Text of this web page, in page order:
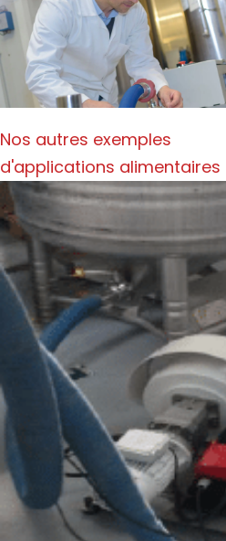
Nos autres exemples
d'applications alimentaires